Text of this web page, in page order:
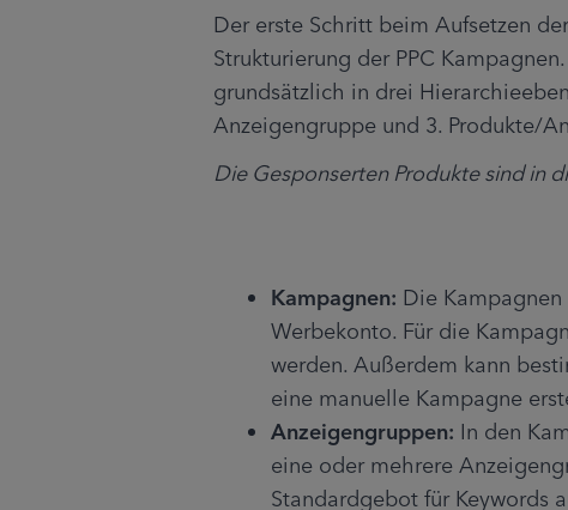
Der erste Schritt beim Aufsetzen
Strukturierung der PPC
grundsätzlich in drei
Anzeigengruppe und 3. Produkte/
Die Gesponserten Produkte sind in
Kampagnen: Die
Werbekonto. Für die
werden. Außerdem kann
eine manuelle Kampagne
Anzeigengruppen: In den
eine oder mehrere
Standardgebot für Keywords